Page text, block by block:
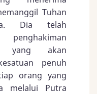
Tuhan
Dia telah
penghakiman
yang akan
penuh
orang yang
melalui Putra